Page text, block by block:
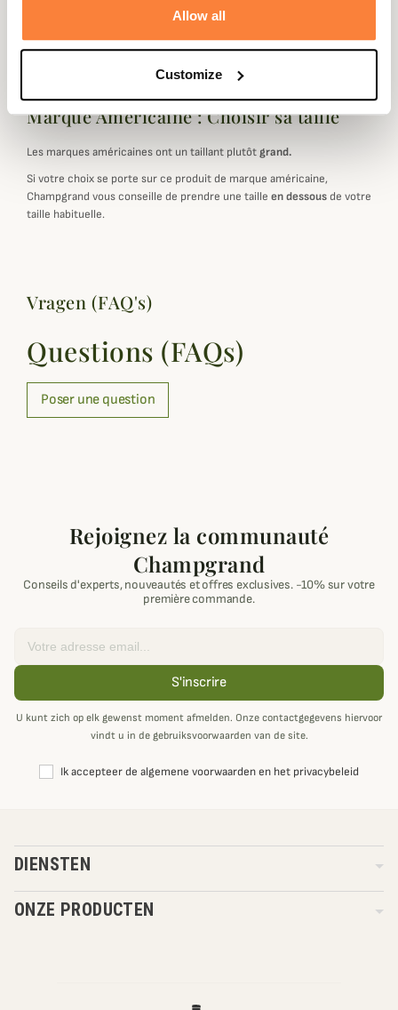
Allow all
Customize
Mannen
Marque Américaine : Choisir sa taille
Les marques américaines ont un taillant plutôt grand.
Si votre choix se porte sur ce produit de marque américaine,
Champgrand vous conseille de prendre une taille en dessousde votre
taille habituelle.
Vragen (FAQ's)
Questions (FAQs)
Poser une question
Rejoignez la communauté
Champgrand
Conseils d'experts, nouveautés et offres exclusives. -10% sur votre
première commande.
S'inscrire
U kunt zich op elk gewenst moment afmelden. Onze contactgegevens hiervoor
vindt u in de gebruiksvoorwaarden van de site.
Ik accepteer de algemene voorwaarden en het privacybeleid
DIENSTEN
ONZE PRODUCTEN